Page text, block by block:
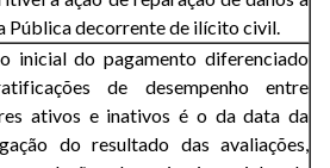
Pública decorrente de ilícito civil.
inicial do pagamento diferenciado
de desempenho entre
ativos e inativos é o da data da
do resultado das avaliações,